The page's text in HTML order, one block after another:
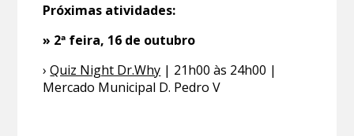
Próximas atividades:
» 2ª feira, 16 de outubro
›Quiz Night Dr.Why | 21h00 às 24h00 |
Mercado Municipal D. Pedro V